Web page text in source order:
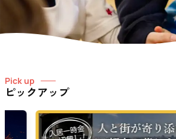
Pick up
ピックアップ